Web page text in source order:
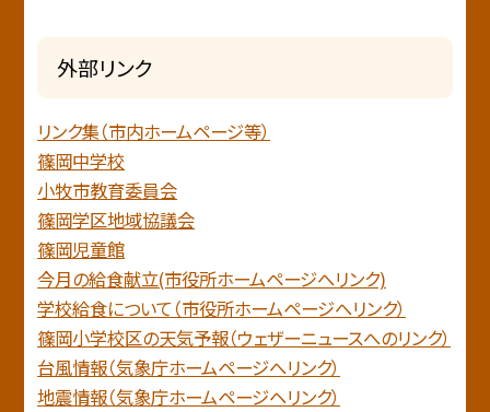
外部リンク
リンク集（市内ホームページ等）
篠岡中学校
小牧市教育委員会
篠岡学区地域協議会
篠岡児童館
今月の給食献立(市役所ホームページへリンク)
学校給食について（市役所ホームページへリンク）
篠岡小学校区の天気予報（ウェザーニュースへのリンク）
台風情報（気象庁ホームページへリンク）
地震情報（気象庁ホームページヘリンク）